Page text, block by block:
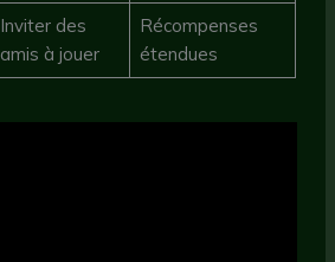
Inviter des
amis à jouer
Récompenses
étendues